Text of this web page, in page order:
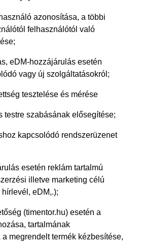
azonosítása, a többi
felhasználótól való
eDM-hozzájárulás esetén
vagy új szolgáltatásokról;
tesztelése és mérése
testre szabásának elősegítése;
kapcsolódó rendszerüzenet
esetén reklám tartalmú
illetve marketing célú
eDM,.);
(timentor.hu) esetén a
tartalmának
a megrendelt termék kézbesítése,